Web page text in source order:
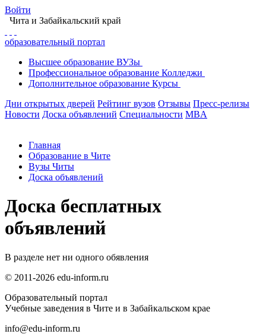
Войти
Чита и Забайкальский край
образовательный портал
Высшее образование ВУЗы
Профессиональное образование Колледжи
Дополнительное образование Курсы
Дни открытых дверей Рейтинг вузов Отзывы Пресс-релизы
Новости Доска объявлений Специальности MBA
Главная
Образование в Чите
Вузы Читы
Доска объявлений
Доска бесплатных
объявлений
В разделе нет ни одного обявления
© 2011-2026 edu-inform.ru
Образовательный портал
Учебные заведения в Чите и в Забайкальском крае
info@edu-inform.ru